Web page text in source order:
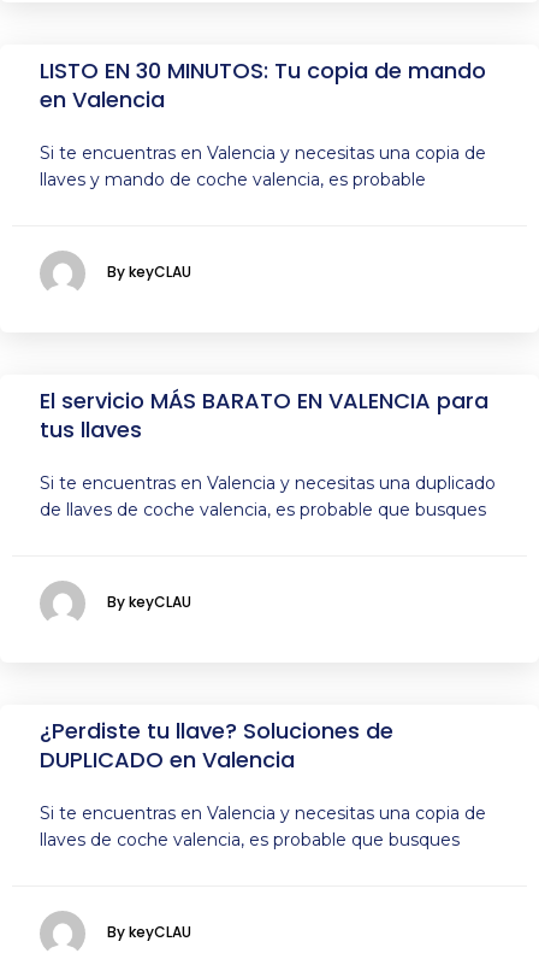
LISTO EN 30 MINUTOS: Tu copia de mando
en Valencia
Si te encuentras en Valencia y necesitas una copia de
llaves y mando de coche valencia, es probable
By keyCLAU
El servicio MÁS BARATO EN VALENCIA para
tus llaves
Si te encuentras en Valencia y necesitas una duplicado
de llaves de coche valencia, es probable que busques
By keyCLAU
¿Perdiste tu llave? Soluciones de
DUPLICADO en Valencia
Si te encuentras en Valencia y necesitas una copia de
llaves de coche valencia, es probable que busques
By keyCLAU